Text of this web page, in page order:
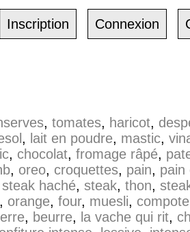
Inscription Connexion
, tomates, haricot,
, lait en poudre, mastic,
, chocolat, fromage râpé,
, oreo, croquettes, pain, pain
steak haché, steak, thon,
, orange, four, muesli, compote
, beurre, la vache qui rit,